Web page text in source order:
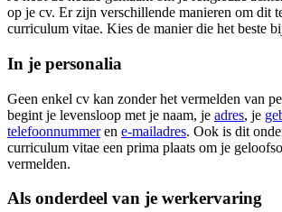
op je cv. Er zijn verschillende manieren om dit
curriculum vitae. Kies de manier die het beste
In je personalia
Geen enkel cv kan zonder het vermelden van
begint je levensloop met je naam, je adres, je
telefoonnummeren e-mailadres. Ook is dit
curriculum vitae een prima plaats om je
vermelden.
Als onderdeel van je werkervaring